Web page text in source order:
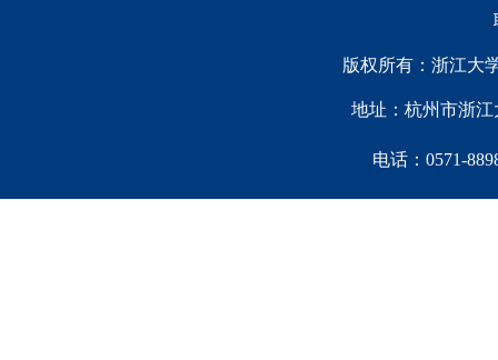
版权所有：浙江大
地址：杭州市浙江
电话：0571-